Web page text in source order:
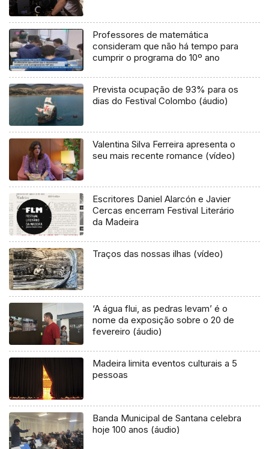
Professores de matemática
consideram que não há tempo para
cumprir o programa do 10º ano
Prevista ocupação de 93% para os
dias do Festival Colombo (áudio)
Valentina Silva Ferreira apresenta o
seu mais recente romance (vídeo)
Escritores Daniel Alarcón e Javier
Cercas encerram Festival Literário
da Madeira
Traços das nossas ilhas (vídeo)
‘A água flui, as pedras levam’ é o
nome da exposição sobre o 20 de
fevereiro (áudio)
Madeira limita eventos culturais a 5
pessoas
Banda Municipal de Santana celebra
hoje 100 anos (áudio)